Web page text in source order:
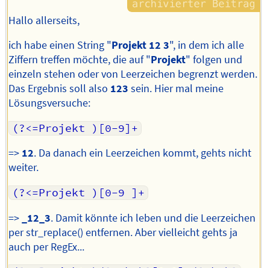
Hallo allerseits,
ich habe einen String "Projekt 12 3", in dem ich alle
Ziffern treffen möchte, die auf "Projekt" folgen und
einzeln stehen oder von Leerzeichen begrenzt werden.
Das Ergebnis soll also 123 sein. Hier mal meine
Lösungsversuche:
(?<=Projekt )[0-9]+
=> 12. Da danach ein Leerzeichen kommt, gehts nicht
weiter.
(?<=Projekt )[0-9 ]+
=>
_12_3. Damit könnte ich leben und die Leerzeichen
per str_replace() entfernen. Aber vielleicht gehts ja
auch per RegEx...